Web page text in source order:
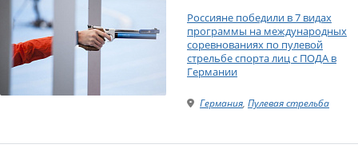
Россияне победили в 7 видах
программы на международных
соревнованиях по пулевой
стрельбе спорта лиц с ПОДА в
Германии
Германия, Пулевая стрельба